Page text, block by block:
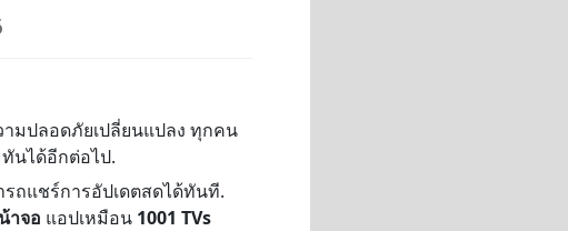
มปลอดภัยเปลี่ยนแปลง ทุกคน
นได้อีกต่อไป.
ถแชร์การอัปเดตสดได้ทันที.
าจอ แอปเหมือน 1001 TVs